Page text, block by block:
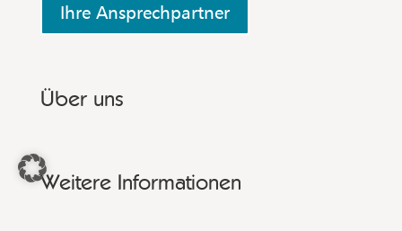
Ihre Ansprechpartner
Über uns
Weitere Informationen